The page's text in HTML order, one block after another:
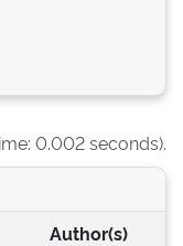
0.002 seconds).
Author(s)